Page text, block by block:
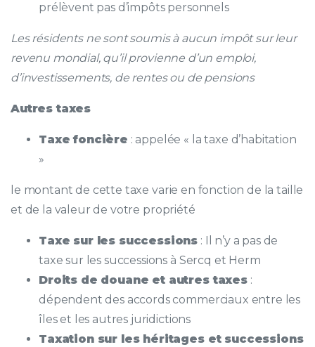
prélèvent pas d’impôts personnels
Les résidents ne sont soumis à aucun impôt sur leur
revenu mondial, qu’il provienne d’un emploi,
d’investissements, de rentes ou de pensions
Autres taxes
Taxe foncière : appelée « la taxe d’habitation
»
le montant de cette taxe varie en fonction de la taille
et de la valeur de votre propriété
Taxe sur les successions : Il n’y a pas de
taxe sur les successions à Sercq et Herm
Droits de douane et autres taxes:
dépendent des accords commerciaux entre les
îles et les autres juridictions
Taxation sur les héritages et successions